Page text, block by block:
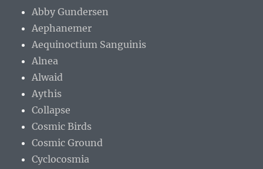
Abby Gundersen
Aephanemer
Aequinoctium Sanguinis
Alnea
Alwaid
Aythis
Collapse
Cosmic Birds
Cosmic Ground
Cyclocosmia